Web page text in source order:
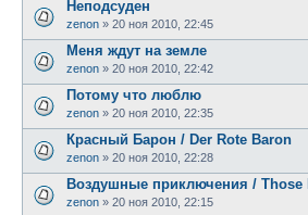
Неподсуден
zenon » 20 ноя 2010, 22:45
Меня ждут на земле
zenon » 20 ноя 2010, 22:42
Потому что люблю
zenon » 20 ноя 2010, 22:35
Красный Барон / Der Rote Baron
zenon » 20 ноя 2010, 22:28
Воздушные приключения /
zenon » 20 ноя 2010, 22:15